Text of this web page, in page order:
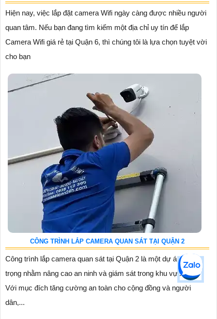
Hiện nay, việc lắp đặt camera Wifi ngày càng được nhiều người
quan tâm. Nếu bạn đang tìm kiếm một địa chỉ uy tín để lắp
Camera Wifi giá rẻ tại Quận 6, thì chúng tôi là lựa chọn tuyệt vời
cho bạn
CÔNG TRÌNH LẮP CAMERA QUAN SÁT TẠI QUẬN 2
Công trình lắp camera quan sát tại Quận 2 là một dự án quan
trọng nhằm nâng cao an ninh và giám sát trong khu vực này.
Với mục đích tăng cường an toàn cho cộng đồng và người
dân,...